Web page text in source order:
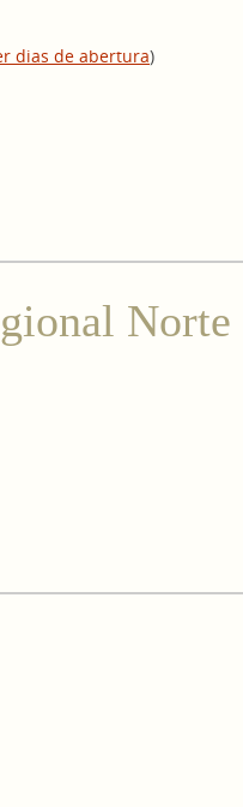
dias de abertura)
Norte